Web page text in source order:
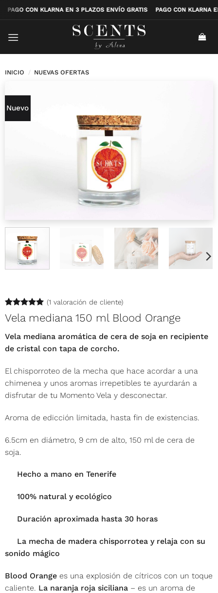
Saltar
al
PAGO CON KLARNA EN 3 PLAZOS ENVÍO GRATIS PAGO CON
INICIO / NUEVAS OFERTAS
Nuevo
Valorado
con5de 5
1
valoración
de un
cliente
(1 valoración de cliente)
Vela mediana 150 ml Blood Orange
Vela mediana aromática de cera de soja en recipiente
de cristal con tapa de corcho.
El chisporroteo de la mecha que hace acordar a una
chimenea y unos aromas irrepetibles te ayurdarán a
disfrutar de tu Momento Vela y desconectar.
Aroma de edicción limitada, hasta fin de existencias.
6.5cm en diámetro, 9 cm de alto, 150 ml de cera de
soja.
Hecho a mano en Tenerife
100% natural y ecológico
Duración aproximada hasta 30 horas
La mecha de madera chisporrotea y relaja con su
sonido mágico
Blood Orangees una explosión de cítricos con un toque
caliente. La naranja roja siciliana– es un aroma de